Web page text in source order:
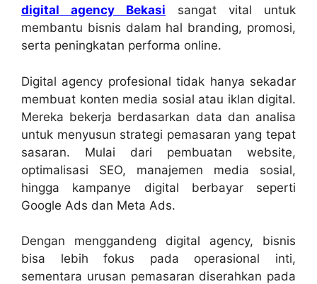
digital agency Bekasi sangat vital untuk
membantu bisnis dalam hal branding, promosi,
serta peningkatan performa online.
Digital agency profesional tidak hanya sekadar
membuat konten media sosial atau iklan digital.
Mereka bekerja berdasarkan data dan analisa
untuk menyusun strategi pemasaran yang tepat
sasaran. Mulai dari pembuatan website,
optimalisasi SEO, manajemen media sosial,
hingga kampanye digital berbayar seperti
Google Ads dan Meta Ads.
Dengan menggandeng digital agency, bisnis
bisa lebih fokus pada operasional inti,
sementara urusan pemasaran diserahkan pada